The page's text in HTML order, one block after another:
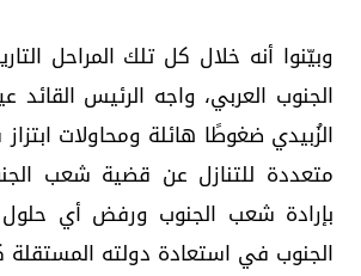
​وبيّنوا أنه خلال كل تلك المراحل
الجنوب العربي، واجه الرئيس
الزُبيدي ضغوطًا هائلة ومحاولات
متعددة للتنازل عن قضية شعب
بإرادة شعب الجنوب ورفض أي
الجنوب في استعادة دولته المستقلة